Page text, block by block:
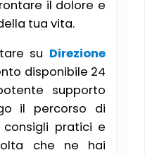
il dolore e
tua vita.
su Direzione
disponibile 24
supporto
il percorso di
consigli pratici e
che ne hai